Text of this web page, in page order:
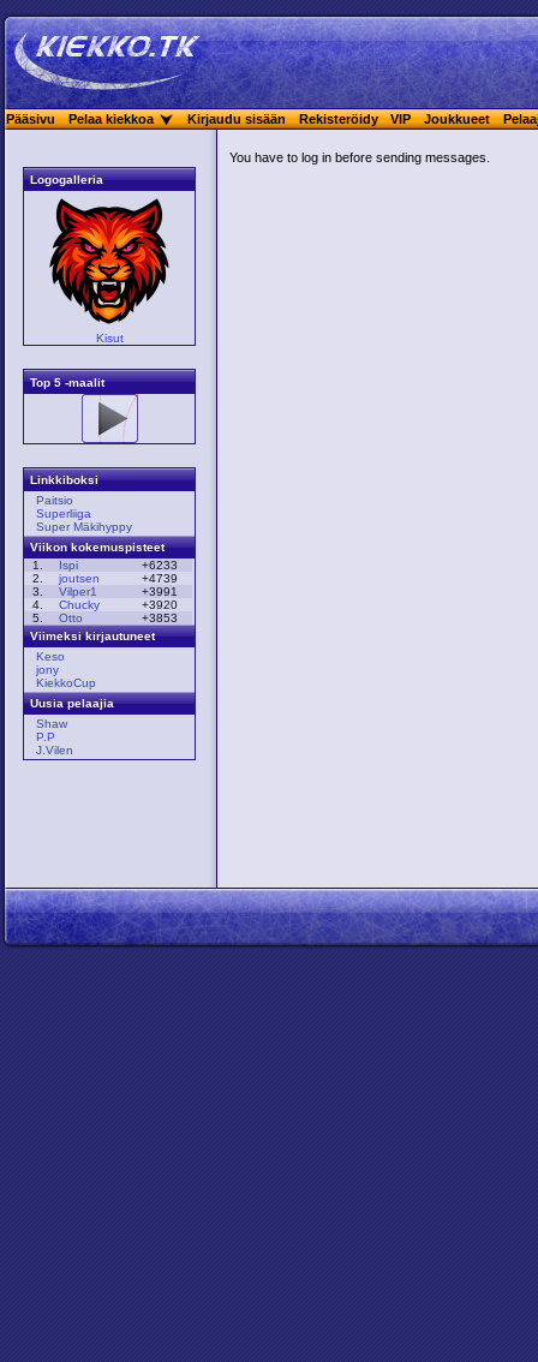
Pääsivu Pelaa kiekkoa Kirjaudu sisään Rekisteröidy VIP Joukkueet
Logogalleria
Kisut
Top 5 -maalit
Linkkiboksi
Paitsio
Superliiga
Super Mäkihyppy
Viikon kokemuspisteet
1.
Ispi
+6233
2.
joutsen
+4739
3.
Vilper1
+3991
4.
Chucky
+3920
5.
Otto
+3853
Viimeksi kirjautuneet
Keso
jony
KiekkoCup
Uusia pelaajia
Shaw
P.P
J.Vilen
You have to log in before sending messages.